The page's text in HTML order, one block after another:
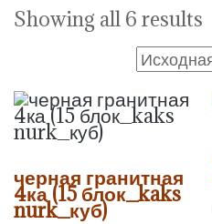
Showing all 6 results
черная гранитная
4ка (15 блок_kaks
nurk_куб)